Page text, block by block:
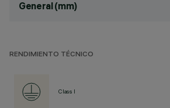
General (mm)
RENDIMIENTO TÉCNICO
Class I